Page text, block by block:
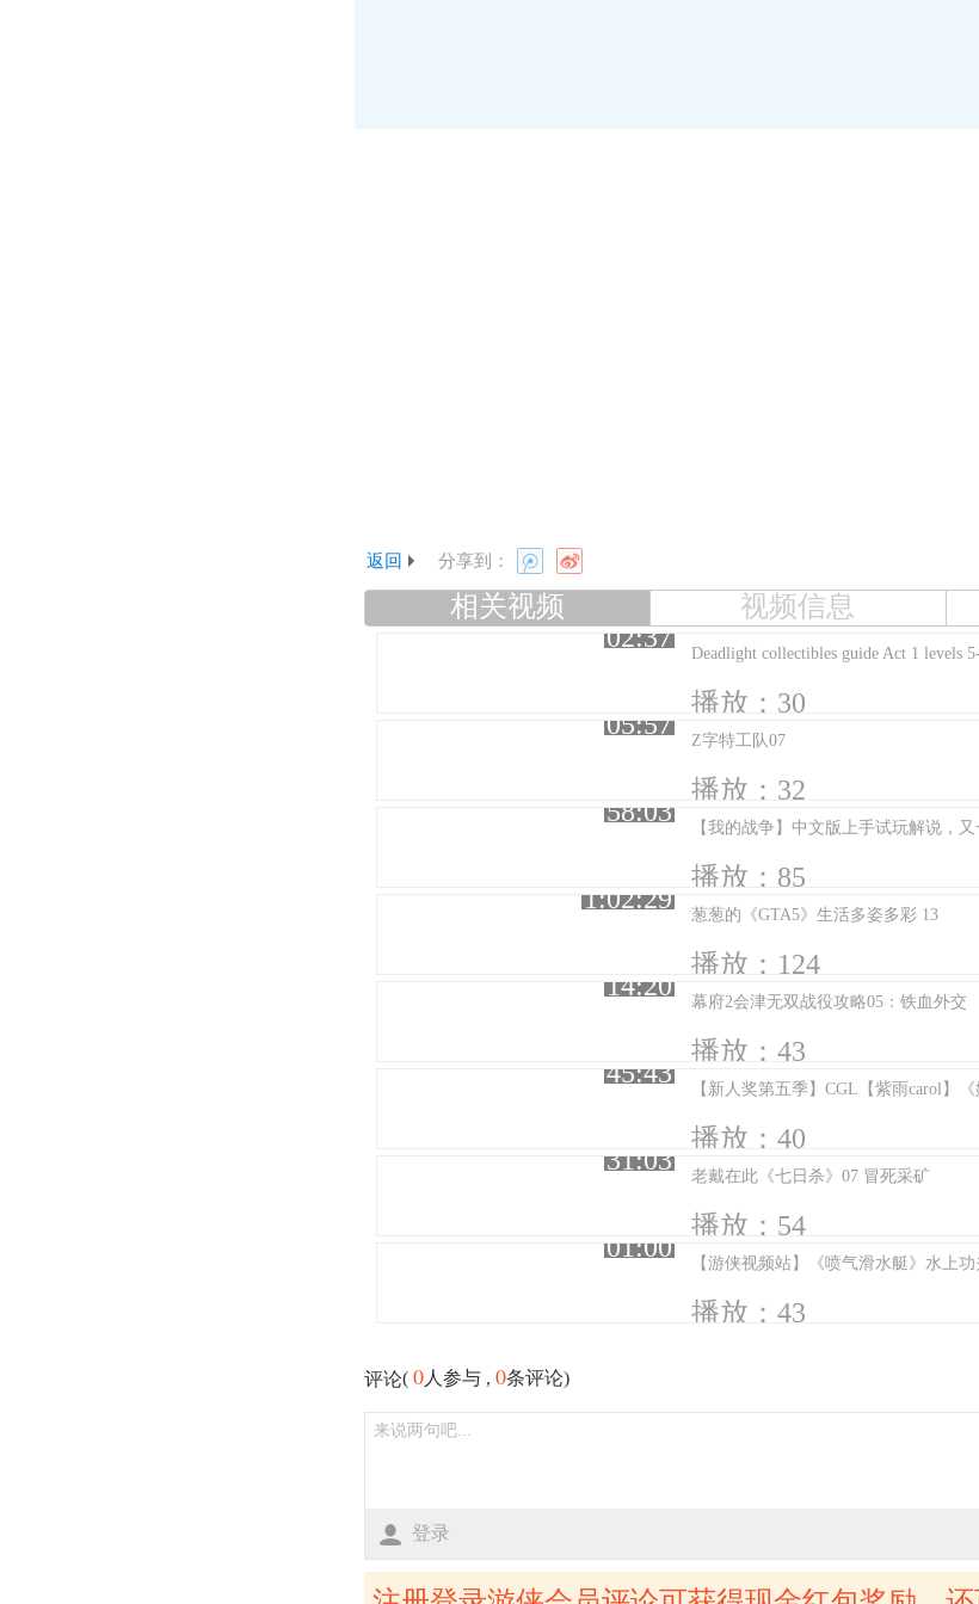
返回 分享到：
相关视频 视频信息
02:37
Deadlight collectibles guide Act 1 levels
播放：30
05:57
Z字特工队07
播放：32
58:03
【我的战争】中文版上手试玩解说，
播放：85
1:02:29
葱葱的《GTA5》生活多姿多彩 13
播放：124
14:20
幕府2会津无双战役攻略05：铁血外交
播放：43
45:43
播放：40
31:03
老戴在此《七日杀》07 冒死采矿
播放：54
01:00
【游侠视频站】《喷气滑水艇》水上功
播放：43
评论( 0人参与 , 0条评论)
登录